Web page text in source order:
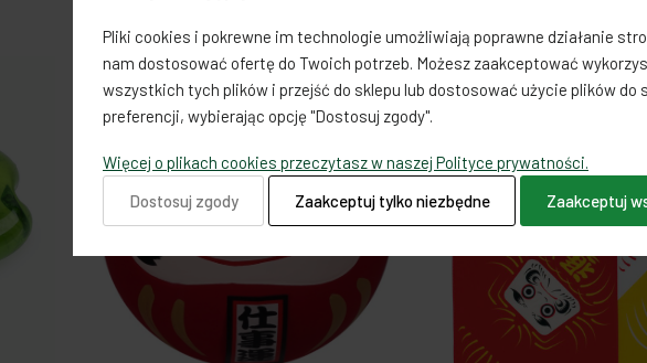
NEW
Pliki cookies i pokrewne im technologie umożliwiają poprawne działanie
nam dostosować ofertę do Twoich potrzeb. Możesz zaakceptować
wszystkich tych plików i przejść do sklepu lub dostosować użycie plików do
preferencji, wybierając opcję "Dostosuj zgody".
Więcej o plikach cookies przeczytasz w naszej Polityce prywatności.
Dostosuj zgody
Zaakceptuj tylko niezbędne Zaakceptuj